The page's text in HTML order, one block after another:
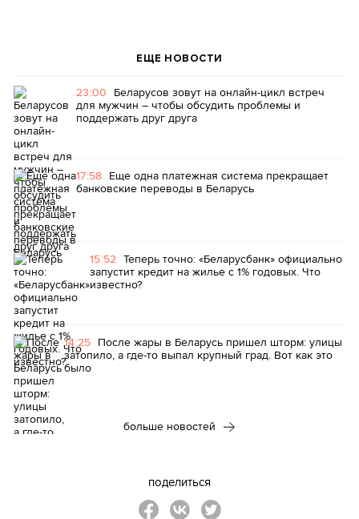
ЕЩЕ НОВОСТИ
23:00 Беларусов зовут на онлайн-цикл встреч
для мужчин – чтобы обсудить проблемы и
поддержать друг друга
17:58 Еще одна платежная система прекращает
банковские переводы в Беларусь
15:52 Теперь точно: «Беларусбанк» официально
запустит кредит на жилье с 1% годовых. Что
известно?
14:25 После жары в Беларусь пришел шторм: улицы
затопило, а где-то выпал крупный град. Вот как это
было
больше новостей
поделиться